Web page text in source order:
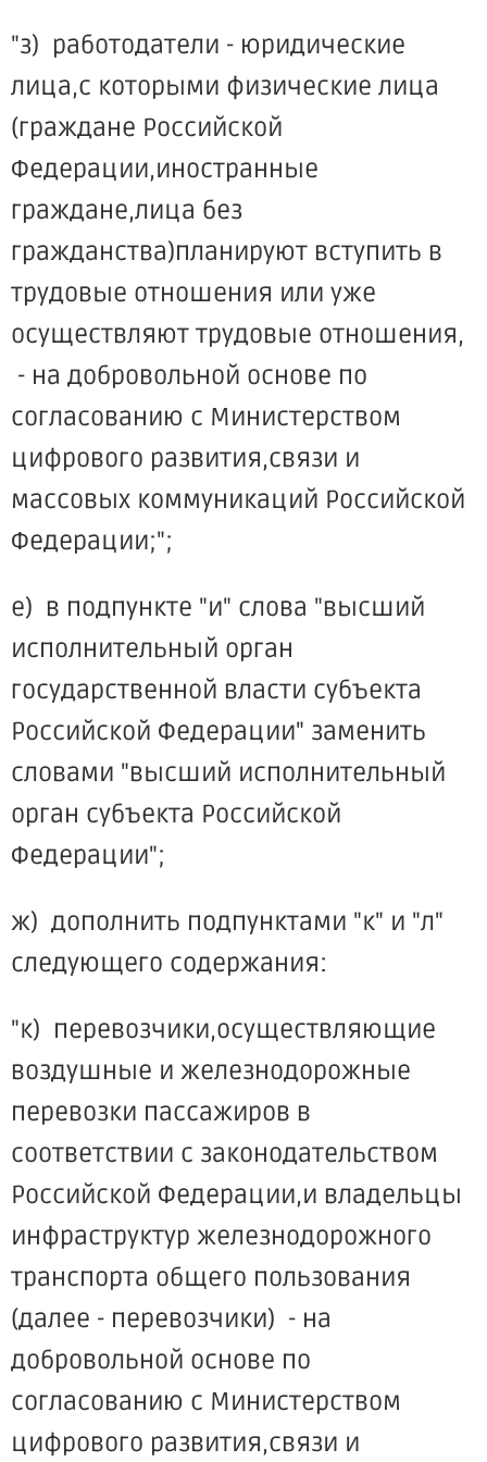
"з) работодатели - юридические
лица,с которыми физические лица
(граждане Российской
Федерации,иностранные
граждане,лица без
гражданства)планируют вступить в
трудовые отношения или уже
осуществляют трудовые отношения,
- на добровольной основе по
согласованию с Министерством
цифрового развития,связи и
массовых коммуникаций Российской
Федерации;";
е) в подпункте "и" слова "высший
исполнительный орган
государственной власти субъекта
Российской Федерации" заменить
словами "высший исполнительный
орган субъекта Российской
Федерации";
ж) дополнить подпунктами "к" и "л"
следующего содержания:
"к) перевозчики,осуществляющие
воздушные и железнодорожные
перевозки пассажиров в
соответствии с законодательством
Российской Федерации,и владельцы
инфраструктур железнодорожного
транспорта общего пользования
(далее - перевозчики) - на
добровольной основе по
согласованию с Министерством
цифрового развития,связи и